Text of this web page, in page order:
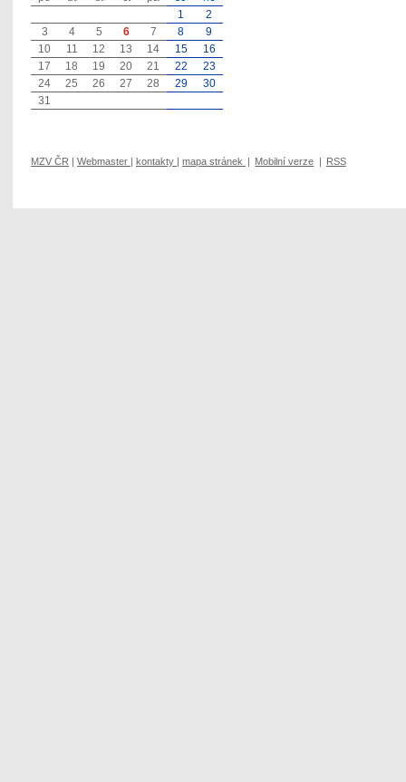
1
2
3
4 5 6 7 8
9
10
11 12 13 14 15
16
17
18 19 20 21 22
23
24
25 26 27 28 29
30
31
MZV ČR | Webmaster | kontakty | mapa stránek | Mobilní verze | RSS